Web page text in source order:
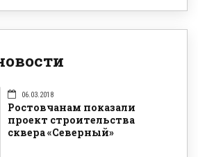
06.03.2018
Ростовчанам показали
проект строительства
сквера «Северный»